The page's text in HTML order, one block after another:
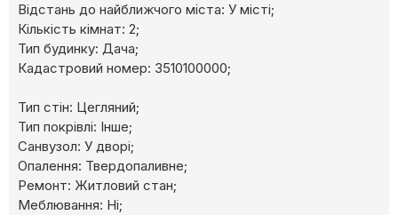
Відстань до найближчого міста: У місті;
Кількість кімнат: 2;
Тип будинку: Дача;
Кадастровий номер: 3510100000;
Тип стін: Цегляний;
Тип покрівлі: Інше;
Cанвузол: У дворі;
Опалення: Твердопаливне;
Ремонт: Житловий стан;
Меблювання: Ні;